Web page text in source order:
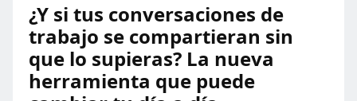
¿Y si tus conversaciones de
trabajo se compartieran sin
que lo supieras? La nueva
herramienta que puede